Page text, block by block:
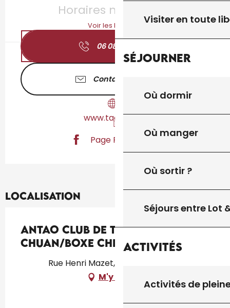
Visiter en toute
Séjourner
Où dormir
Où manger
Où sortir ?
Séjours entre Lot
Activités
Activités de
Horaires non définis
Voir les horaires
06 08 58 45
Contactez-nous
www.taoprod.fr
Page Facebook
Localisation
ANTAO Club de Taï Chi
Chuan/Boxe Chinoise
Rue Henri Mazet, 46300, Gourdon
M'y rendre